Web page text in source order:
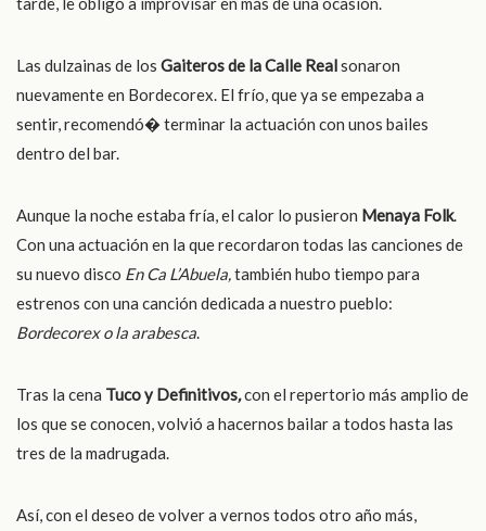
Las dulzainas de los Gaiteros de la Calle Realsonaron
nuevamente en Bordecorex. El frío, que ya se empezaba a
sentir, recomendó� terminar la actuación con unos bailes
dentro del bar.
Aunque la noche estaba fría, el calor lo pusieron Menaya Folk.
Con una actuación en la que recordaron todas las canciones de
su nuevo disco En Ca L’Abuela,también hubo tiempo para
estrenos con una canción dedicada a nuestro pueblo:
Bordecorex o la arabesca.
Tras la cena Tuco y Definitivos,con el repertorio más amplio de
los que se conocen, volvió a hacernos bailar a todos hasta las
tres de la madrugada.
Así, con el deseo de volver a vernos todos otro año más,